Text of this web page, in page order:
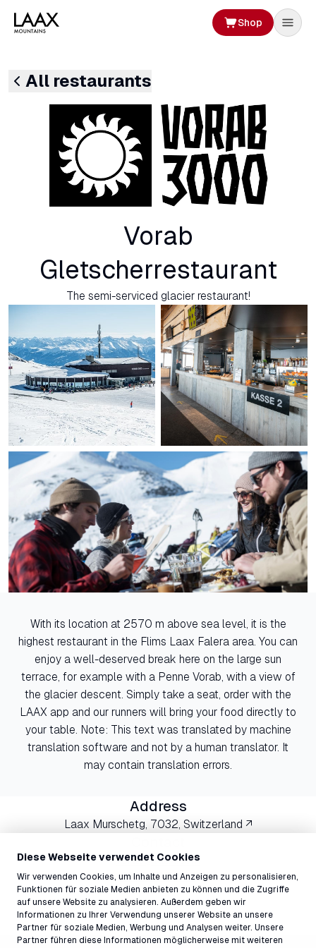
Diese Webseite verwendet Cookies
Wir verwenden Cookies, um Inhalte und Anzeigen zu personalisieren,
Funktionen für soziale Medien anbieten zu können und die Zugriffe
auf unsere Website zu analysieren. Außerdem geben wir
Informationen zu Ihrer Verwendung unserer Website an unsere
Partner für soziale Medien, Werbung und Analysen weiter. Unsere
Partner führen diese Informationen möglicherweise mit weiteren
Shop
All restaurants
Vorab
Gletscherrestaurant
The semi-serviced glacier restaurant!
With its location at 2570 m above sea level, it is the
highest restaurant in the Flims Laax Falera area. You can
enjoy a well-deserved break here on the large sun
terrace, for example with a Penne Vorab, with a view of
the glacier descent. Simply take a seat, order with the
LAAX app and our runners will bring your food directly to
your table. Note: This text was translated by machine
translation software and not by a human translator. It
may contain translation errors.
Address
Laax Murschetg, 7032, Switzerland ↗
vorab@laax.com
081 927 73 80